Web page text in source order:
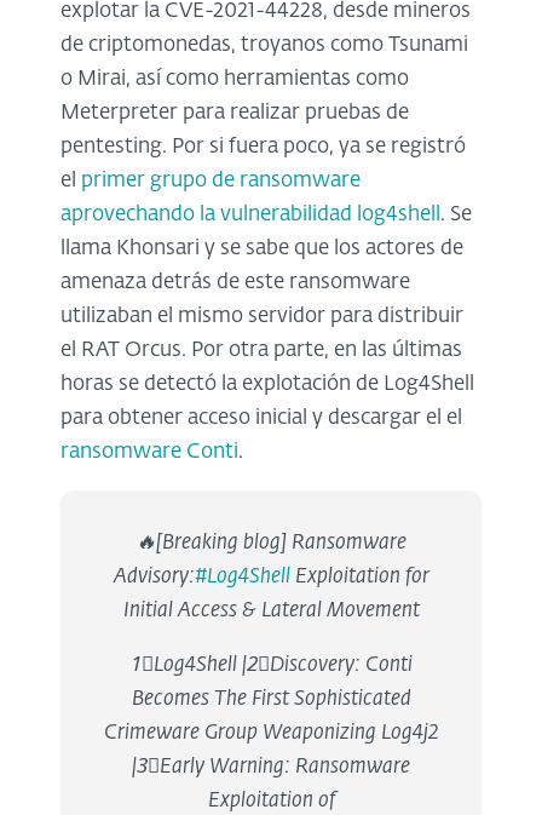
explotar la CVE-2021-44228, desde mineros
de criptomonedas, troyanos como Tsunami
o Mirai, así como herramientas como
Meterpreter para realizar pruebas de
pentesting. Por si fuera poco, ya se registró
el primer grupo de ransomware
aprovechando la vulnerabilidad log4shell . Se
llama Khonsari y se sabe que los actores de
amenaza detrás de este ransomware
utilizaban el mismo servidor para distribuir
el RAT Orcus. Por otra parte, en las últimas
horas se detectó la explotación de Log4Shell
para obtener acceso inicial y descargar el el
ransomware Conti.
🔥[Breaking blog] Ransomware
Advisory:#Log4ShellExploitation for
Initial Access & Lateral Movement
1⃣Log4Shell |2⃣Discovery: Conti
Becomes The First Sophisticated
Crimeware Group Weaponizing Log4j2
|3⃣Early Warning: Ransomware
Exploitation of